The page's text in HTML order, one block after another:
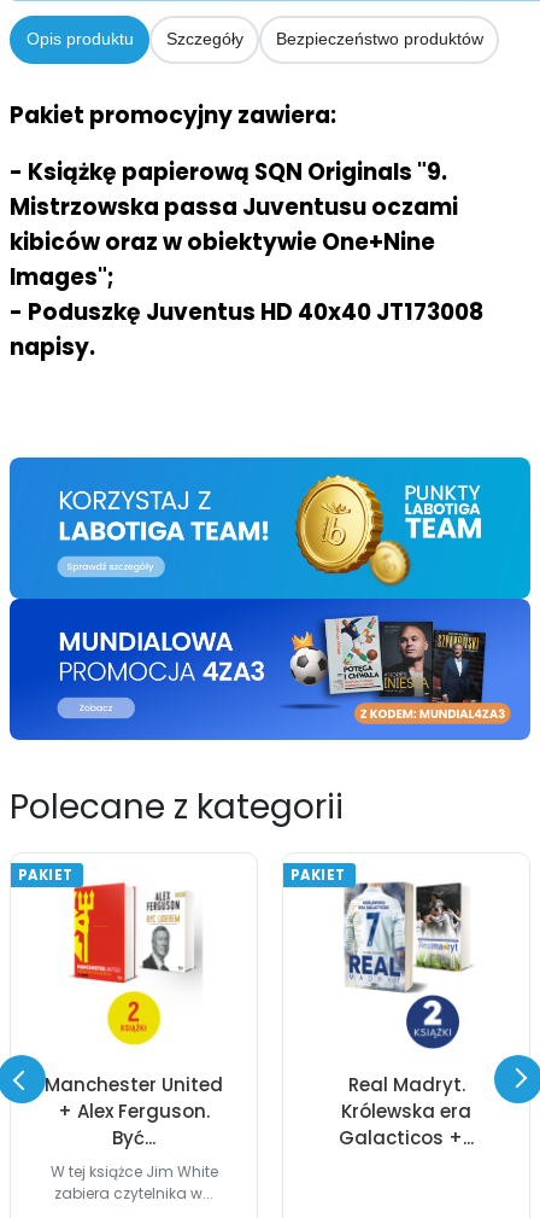
Opis produktu Szczegóły Bezpieczeństwo produktów
Pakiet promocyjny zawiera:
- Książkę papierową SQN Originals "9.
Mistrzowska passa Juventusu oczami
kibiców oraz w obiektywie One+Nine
Images";
- Poduszkę Juventus HD 40x40 JT173008
napisy.
Polecane z kategorii
PAKIET
Manchester United
+ Alex Ferguson.
Być...
W tej książce Jim White
zabiera czytelnika w...
PAKIET
Real Madryt.
Królewska era
Galacticos +...